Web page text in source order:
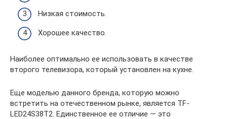
Низкая стоимость.
Хорошее качество.
Наиболее оптимально ее использовать в качестве
второго телевизора, который установлен на кухне.
Еще моделью данного бренда, которую можно
встретить на отечественном рынке, является TF-
LED24S38T2. Единственное ее отличие — это